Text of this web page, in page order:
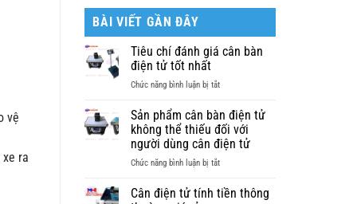
là:
3.200.000,0₫.
tại
3.100.000,0₫.
BÀI VIẾT GẦN ĐÂY
Tiêu chí đánh giá cân bàn
điện tử tốt nhất
Chức năng bình luận bị tắtở
chí
đánh
giá
cân
bàn
tử
Sản phẩm cân bàn điện tử
không thể thiếu đối với
người dùng cân điện tử
Chức năng bình luận bị tắtở
phẩm
Cân điện tử tính tiền thông
vệ
ra